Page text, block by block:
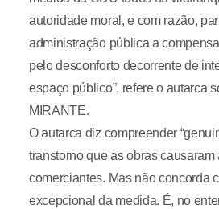
autoridade moral, e com razão,
administração pública a
pelo desconforto decorrente de
espaço público”, refere o autarca
MIRANTE.
O autarca diz compreender
transtorno que as obras causaram
comerciantes. Mas não concorda
excepcional da medida. É, no